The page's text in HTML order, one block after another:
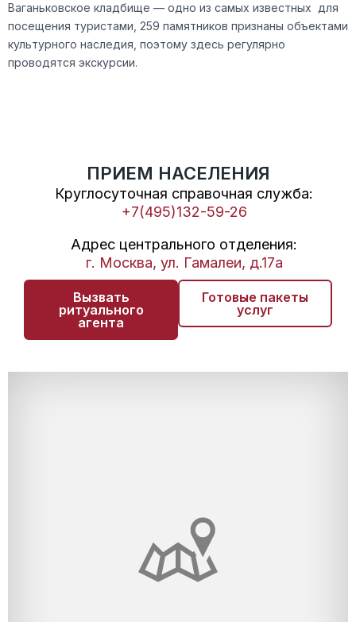
Ваганьковское кладбище — одно из самых известных для
посещения туристами, 259 памятников признаны объектами
культурного наследия, поэтому здесь регулярно
проводятся экскурсии.
ПРИЕМ НАСЕЛЕНИЯ
Круглосуточная справочная служба:
+7(495)132-59-26
Адрес центрального отделения:
г. Москва, ул. Гамалеи, д.17а
Вызвать
ритуального
агента
Готовые пакеты
услуг